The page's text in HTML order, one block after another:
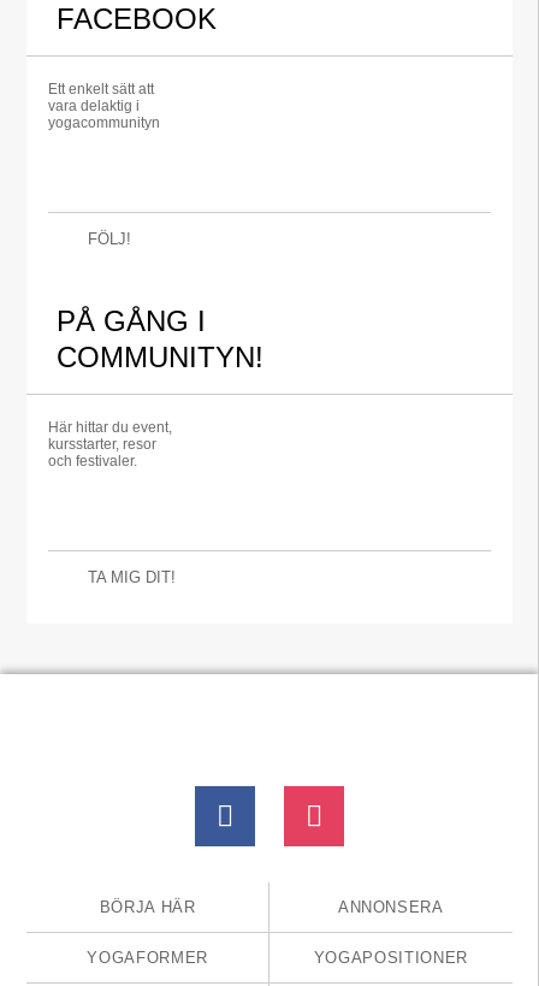
FACEBOOK
Ett enkelt sätt att
vara delaktig i
yogacommunityn
FÖLJ!
PÅ GÅNG I
COMMUNITYN!
Här hittar du event,
kursstarter, resor
och festivaler.
TA MIG DIT!
BÖRJA HÄR ANNONSERA
YOGAFORMER YOGAPOSITIONER